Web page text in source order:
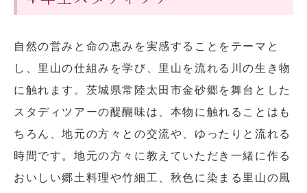
自然の営みと命の恵みを実感することをテーマと
し、里山の仕組みを学び、里山を流れる川の生き物
に触れます。茨城県常陸太田市金砂郷を舞台とした
スタディツアーの醍醐味は、本物に触れることはも
ちろん、地元の方々との交流や、ゆったりと流れる
時間です。地元の方々に教えていただき一緒に作る
おいしい郷土料理や竹細工、秋色に染まる里山の風